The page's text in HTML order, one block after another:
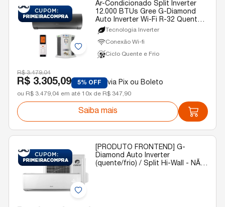
Ar-Condicionado Split Inverter
12.000 BTUs Gree G-Diamond
Auto Inverter Wi-Fi R-32 Quente e
Frio 220v
Tecnologia Inverter
Conexão Wi-fi
Ciclo Quente e Frio
R$ 3.479,04
R$ 3.305,09 5% OFF via Pix ou Boleto
ou R$ 3.479,04 em até 10x de R$ 347,90
Saiba mais
[PRODUTO FRONTEND] G-
Diamond Auto Inverter
(quente/frio) / Split Hi-Wall - NÃO